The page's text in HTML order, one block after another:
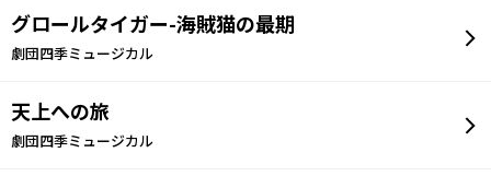
グロールタイガー-海賊猫の最期
劇団四季ミュージカル
天上への旅
劇団四季ミュージカル